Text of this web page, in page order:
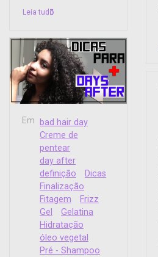
Leia tudo
Em
bad hair day
Creme de
pentear
day after
definição
Dicas
Finalização
Fitagem
Frizz
Gel
Gelatina
Hidratação
óleo vegetal
Pré - Shampoo